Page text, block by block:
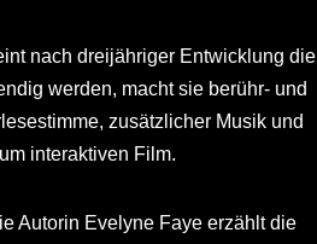
nach dreijähriger Entwicklung die
werden, macht sie berühr- und
zusätzlicher Musik und
interaktiven Film.
Autorin Evelyne Faye erzählt die